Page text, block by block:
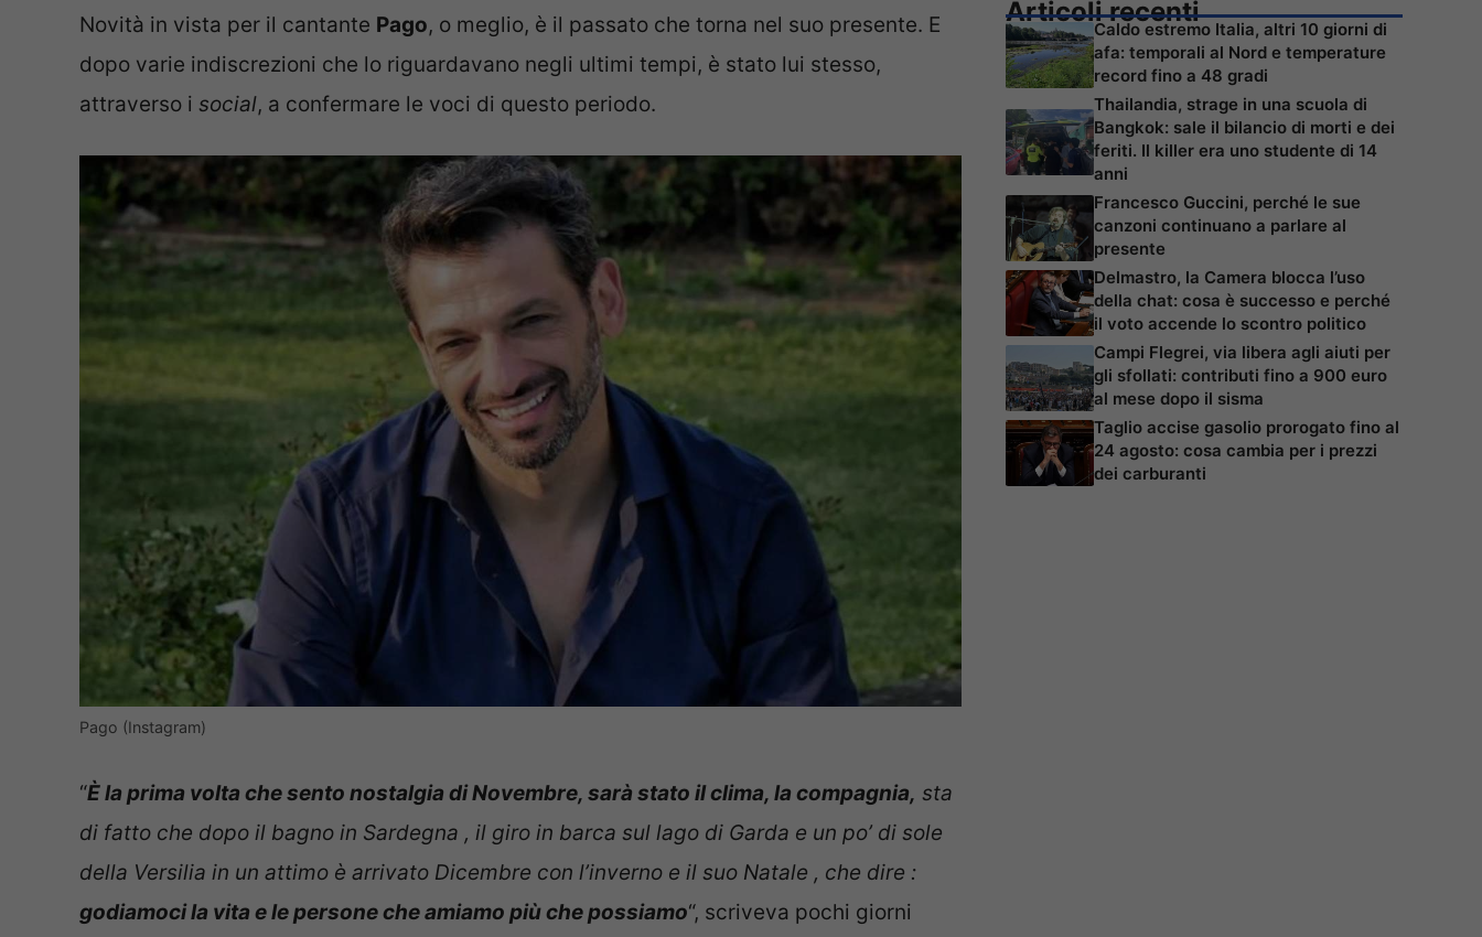
Novità in vista per il cantante Pago, o meglio, è il passato che torna nel suo presente. E
dopo varie indiscrezioni che lo riguardavano negli ultimi tempi, è stato lui stesso,
attraverso i social, a confermare le voci di questo periodo.
Pago (Instagram)
“È la prima volta che sento nostalgia di Novembre, sarà stato il clima, la compagnia, sta
di fatto che dopo il bagno in Sardegna , il giro in barca sul lago di Garda e un po’ di sole
della Versilia in un attimo è arrivato Dicembre con l’inverno e il suo Natale , che dire :
godiamoci la vita e le persone che amiamo più che possiamo“, scriveva pochi giorni
Articoli recenti
Caldo estremo Italia, altri 10 giorni di
afa: temporali al Nord e temperature
record fino a 48 gradi
Thailandia, strage in una scuola di
Bangkok: sale il bilancio di morti e dei
feriti. Il killer era uno studente di 14
anni
Francesco Guccini, perché le sue
canzoni continuano a parlare al
presente
Delmastro, la Camera blocca l’uso
della chat: cosa è successo e perché
il voto accende lo scontro politico
Campi Flegrei, via libera agli aiuti per
gli sfollati: contributi fino a 900 euro
al mese dopo il sisma
Taglio accise gasolio prorogato fino al
24 agosto: cosa cambia per i prezzi
dei carburanti